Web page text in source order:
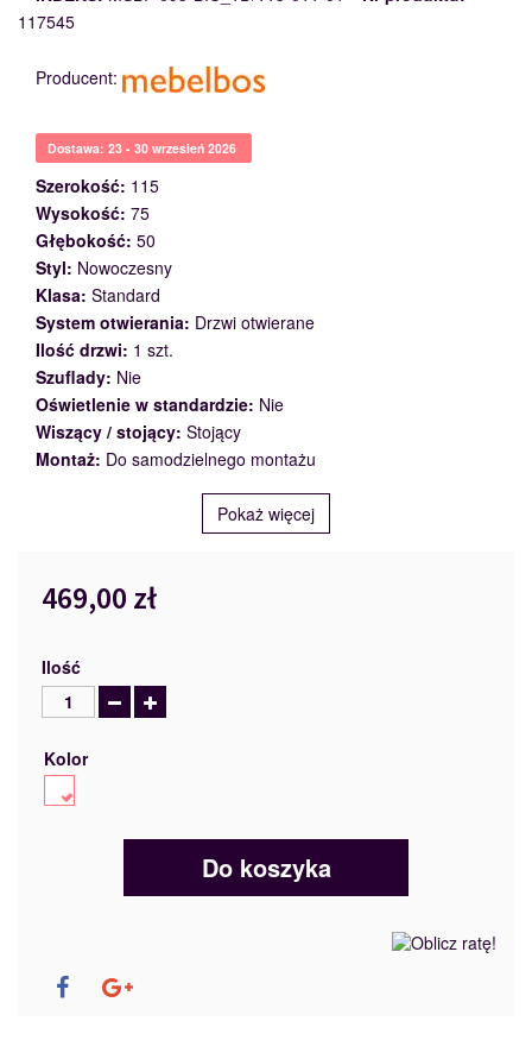
117545
Producent:
Dostawa: 23 - 30 wrzesień 2026
Szerokość: 115
Wysokość: 75
Głębokość: 50
Styl: Nowoczesny
Klasa: Standard
System otwierania: Drzwi otwierane
Ilość drzwi: 1 szt.
Szuflady: Nie
Oświetlenie w standardzie: Nie
Wiszący / stojący: Stojący
Montaż: Do samodzielnego montażu
Pokaż więcej
469,00 zł
Ilość
Do koszyka